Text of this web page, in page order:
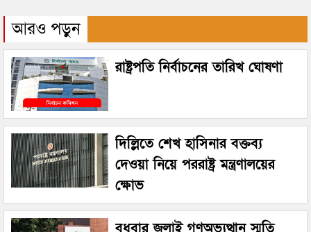
আরও পড়ুন
রাষ্ট্রপতি নির্বাচনের তারিখ ঘোষণা
দিল্লিতে শেখ হাসিনার বক্তব্য
দেওয়া নিয়ে পররাষ্ট্র মন্ত্রণালয়ের
ক্ষোভ
বুধবার জুলাই গণঅভ্যুত্থান স্মৃতি